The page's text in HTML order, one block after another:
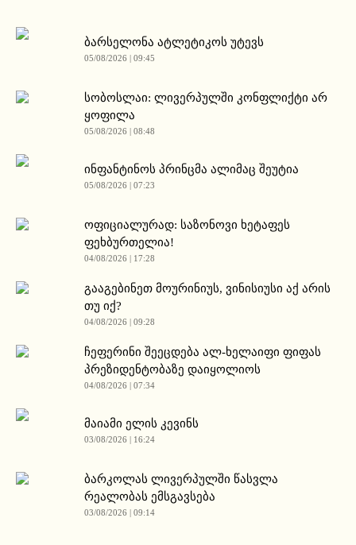
ბარსელონა ატლეტიკოს უტევს
05/08/2026 | 09:45
სობოსლაი: ლივერპულში კონფლიქტი არ
ყოფილა
05/08/2026 | 08:48
ინფანტინოს პრინცმა ალიმაც შეუტია
05/08/2026 | 07:23
ოფიციალურად: საზონოვი ხეტაფეს
ფეხბურთელია!
04/08/2026 | 17:28
გააგებინეთ მოურინიუს, ვინისიუსი აქ არის
თუ იქ?
04/08/2026 | 09:28
ჩეფერინი შეეცდება ალ-ხელაიფი ფიფას
პრეზიდენტობაზე დაიყოლიოს
04/08/2026 | 07:34
მაიამი ელის კევინს
03/08/2026 | 16:24
ბარკოლას ლივერპულში წასვლა
რეალობას ემსგავსება
03/08/2026 | 09:14